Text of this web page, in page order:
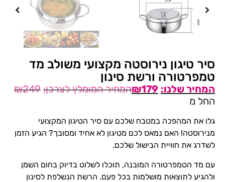
סיר טיגון נירוסטה מקצועי משולב מד
טמפרטורה ורשת סינון
₪249 ₪179
החל מ
גלו את המהפכה במטבח שלכם עם סיר הטיגון המקצועי
מנירוסטה! האם נמאס לכם מטיגון לא אחיד ומסובך? הגיע הזמן
לשדרג את חוויית הבישול שלכם.
עם מד הטמפרטורה המובנה, תוכלו לשלוט בדיוק בחום השמן
ולהגיע לתוצאות מושלמות בכל פעם. הרשת הנשלפת לסינון